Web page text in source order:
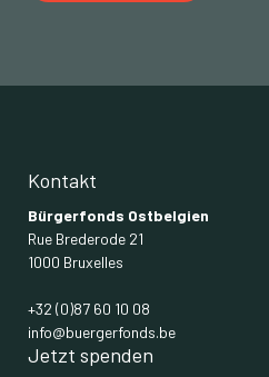
Kontakt
Bürgerfonds Ostbelgien
Rue Brederode 21
1000 Bruxelles
+32 (0)87 60 10 08
info@buergerfonds.be
Jetzt spenden